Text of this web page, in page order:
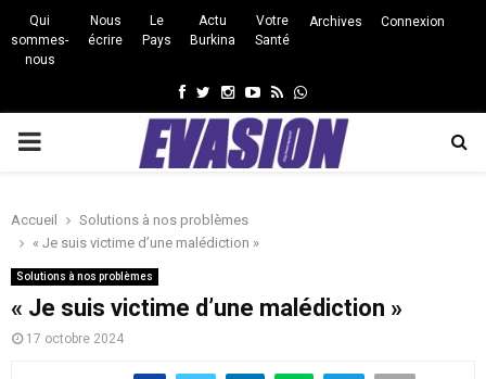
Qui
sommes-
nous
Nous
écrire
Le
Pays
Actu
Burkina
Votre
Santé
Archives Connexion
Facebook
Twitter
Instagram
Youtube
RssWhatsapp
PRIMARY
Accueil
Solutions à nos problèmes
« Je suis victime d’une malédiction »
Solutions à nos problèmes
« Je suis victime d’une malédiction »
17 octobre 2024